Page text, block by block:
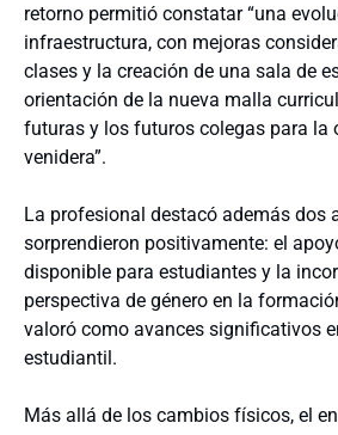
retorno permitió constatar “una
infraestructura, con mejoras
clases y la creación de una sala de
orientación de la nueva malla
futuras y los futuros colegas para la
venidera”.
La profesional destacó además dos
sorprendieron positivamente: el
disponible para estudiantes y la
perspectiva de género en la
valoró como avances significativos
estudiantil.
Más allá de los cambios físicos, el